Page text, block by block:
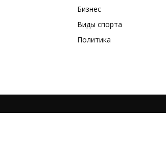
Бизнес
Виды спорта
Политика